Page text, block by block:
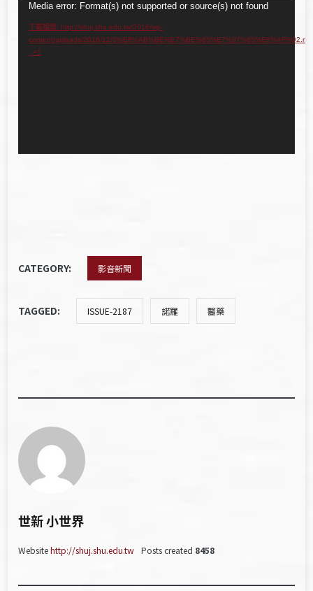
訊
播
Media error: Format(s) not supported or source(s) not found
下載檔案: http://shuj.shu.edu.tw/2016/wp-
content/uploads/2016/12/
_=1
CATEGORY: 影音新聞
TAGGED: ISSUE-2187 諾羅 醫藥
世新 小世界
Websitehttp://shuj.shu.edu.tw Posts created 8458